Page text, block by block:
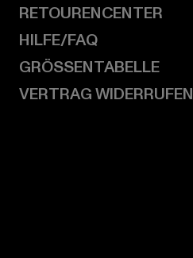
RETOURENCENTER
HILFE/FAQ
GRÖSSENTABELLE
VERTRAG WIDERRUFEN